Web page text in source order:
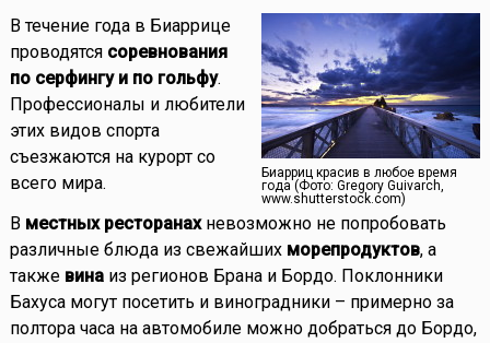
Биарриц красив в любое время
года (Фото: Gregory Guivarch,
www.shutterstock.com)
В течение года в Биаррице
проводятся соревнования
по серфингу и по гольфу.
Профессионалы и любители
этих видов спорта
съезжаются на курорт со
всего мира.
В местных ресторанахневозможно не попробовать
различные блюда из свежайших морепродуктов, а
также винаиз регионов Брана и Бордо. Поклонники
Бахуса могут посетить и виноградники – примерно за
полтора часа на автомобиле можно добраться до Бордо,